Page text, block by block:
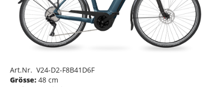
Art.Nr. V24-D2-F8B41D6F
Grösse: 48 cm